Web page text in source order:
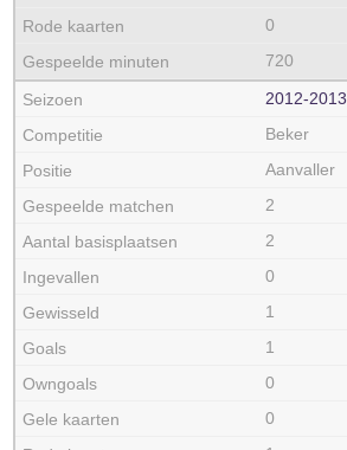
0
720
2012‑2013
Beker
Aanvaller
2
2
0
1
1
0
0